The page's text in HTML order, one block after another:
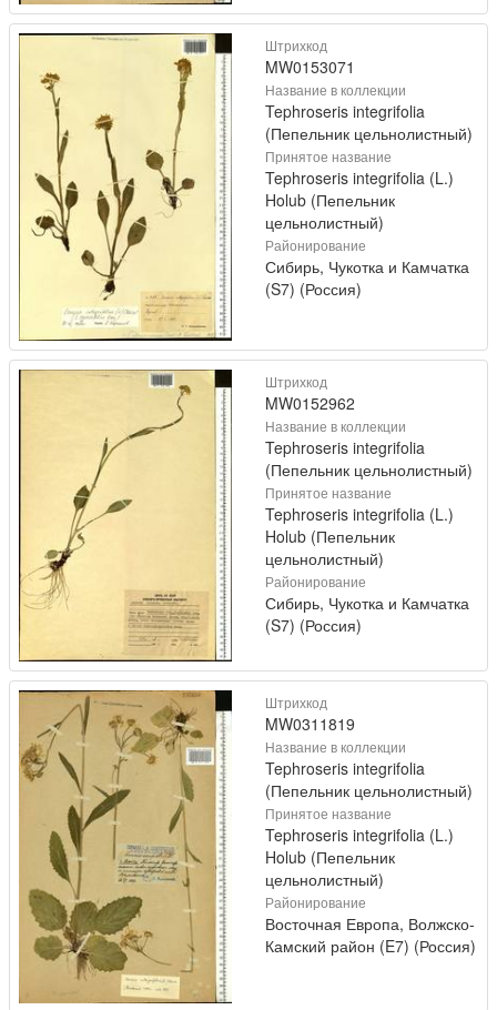
Штрихкод
MW0153071
Название в коллекции
Tephroseris integrifolia
(Пепельник цельнолистный)
Принятое название
Tephroseris integrifolia (L.)
Holub (Пепельник
цельнолистный)
Районирование
Сибирь, Чукотка и Камчатка
(S7) (Россия)
Штрихкод
MW0152962
Название в коллекции
Tephroseris integrifolia
(Пепельник цельнолистный)
Принятое название
Tephroseris integrifolia (L.)
Holub (Пепельник
цельнолистный)
Районирование
Сибирь, Чукотка и Камчатка
(S7) (Россия)
Штрихкод
MW0311819
Название в коллекции
Tephroseris integrifolia
(Пепельник цельнолистный)
Принятое название
Tephroseris integrifolia (L.)
Holub (Пепельник
цельнолистный)
Районирование
Восточная Европа, Волжско-
Камский район (E7) (Россия)